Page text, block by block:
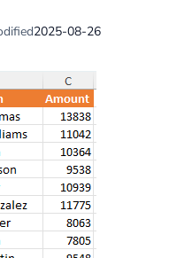
2025-08-26